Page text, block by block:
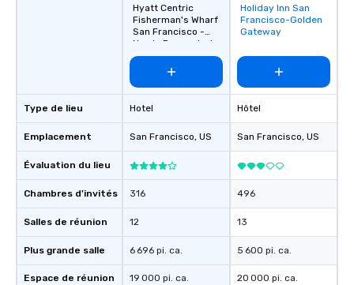
Type de lieu
Emplacement
Évaluation du lieu
Chambres d'invités
Salles de réunion
Plus grande salle
Espace de réunion
Hyatt Centric
Fisherman's Wharf
San Francisco -
Newly Renovated
Hotel
San Francisco, US
316
12
6 696 pi. ca.
19 000 pi. ca.
Removed from
favorites
Holiday Inn San
Francisco-Golden
Gateway
Hôtel
San Francisco, US
496
13
5 600 pi. ca.
20 000 pi. ca.